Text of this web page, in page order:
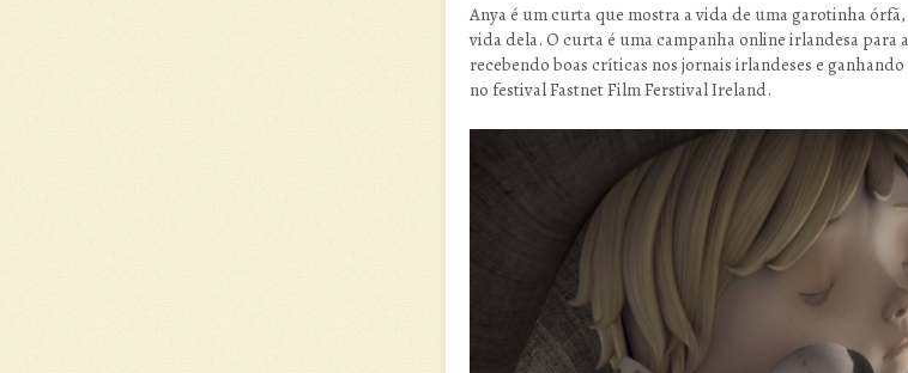
Anya é um curta que mostra a vida de uma garotinha
vida dela. O curta é uma campanha online irlandesa para
recebendo boas críticas nos jornais irlandeses e
no festival Fastnet Film Ferstival Ireland.